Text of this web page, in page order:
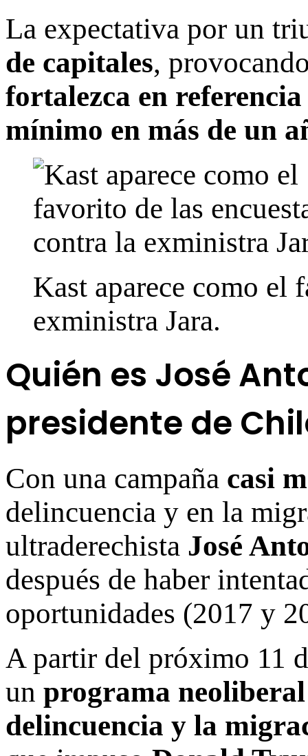
La expectativa por un
de capitales,
fortalezca en
mínimo en más de un
Kast aparece como el
exministra Jara.
Quién es José
presidente de
Con una campaña casi
delincuencia y en la
ultraderechista José
después de haber
oportunidades (2017 y
A partir del próximo 11
un programa
delincuencia y la